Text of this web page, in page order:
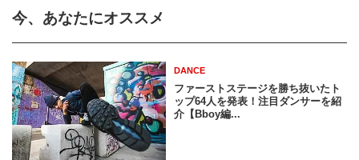
今、あなたにオススメ
DANCE
ファーストステージを勝ち抜いたト
ップ64人を発表！注目ダンサーを紹
介【Bboy編...